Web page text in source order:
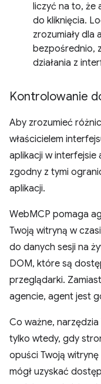
liczyć na to, że
do kliknięcia.
zrozumiały
bezpośrednio,
działania z
Kontrolowanie
Aby zrozumieć
właścicielem
aplikacji w interfejsie
zgodny z tymi
aplikacji.
WebMCP pomaga
Twoją witryną w
do danych sesji na
DOM, które są
przeglądarki.
agencie, agent jest
Co ważne,
tylko wtedy, gdy
opuści Twoją
mógł uzyskać